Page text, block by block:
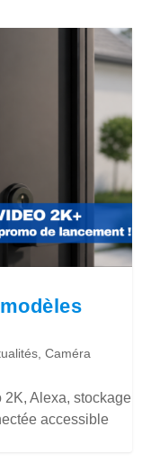
,Caméra
Alexa, stockage
accessible